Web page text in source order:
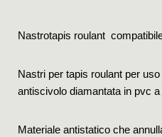
Nastrotapis roulant
Nastri per tapis roulant per
antiscivolo diamantata in pvc
Materiale antistatico che